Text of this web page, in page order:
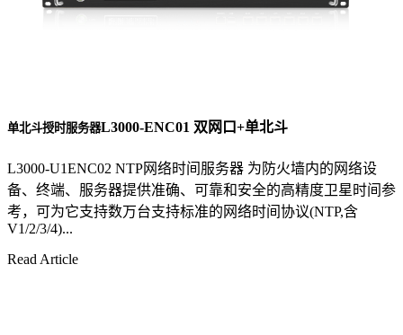
单北斗授时服务器L3000-ENC01 双网口+单北斗
L3000-U1ENC02 NTP网络时间服务器 为防火墙内的网络设
备、终端、服务器提供准确、可靠和安全的高精度卫星时间参
考，可为它支持数万台支持标准的网络时间协议(NTP,含
V1/2/3/4)...
Read Article